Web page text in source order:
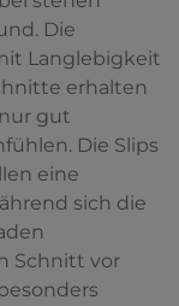
Die
Langlebigkeit
erhalten
gut
Die Slips
eine
sich die
Schnitt vor